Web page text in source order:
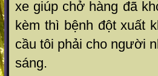
xe giúp chở hàng đã
kèm thì bệnh đột xuất
cầu tôi phải cho người
sáng.